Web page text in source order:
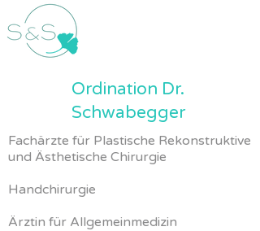
Ordination Dr.
Schwabegger
Fachärzte für Plastische Rekonstruktive
und Ästhetische Chirurgie
Handchirurgie
Ärztin für Allgemeinmedizin